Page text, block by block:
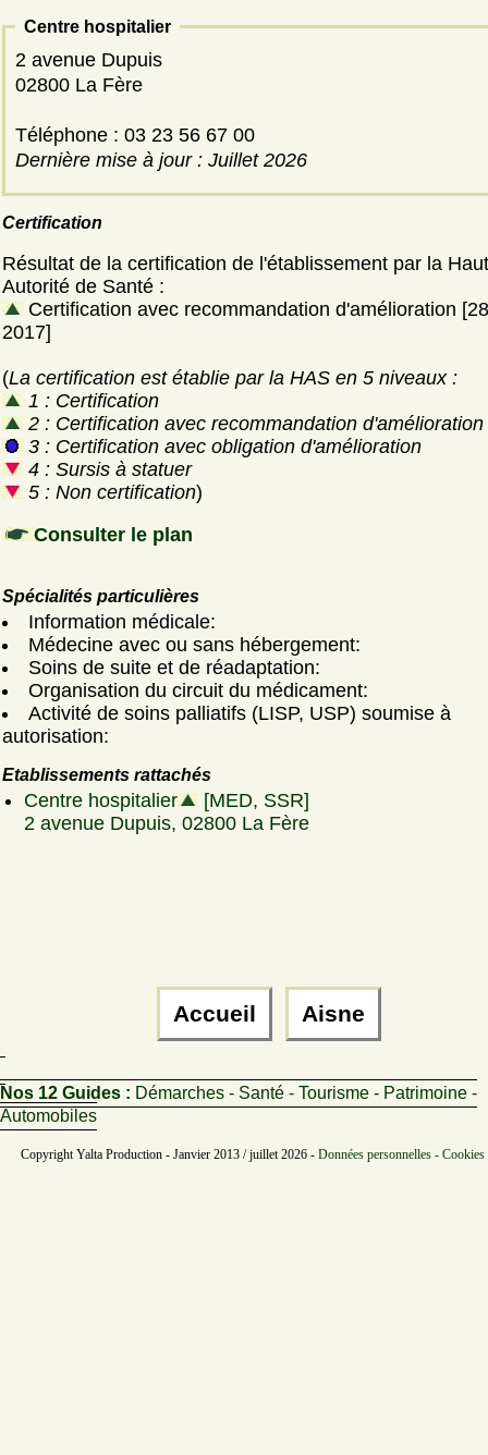
Centre hospitalier
2 avenue Dupuis
02800 La Fère
Téléphone : 03 23 56 67 00
Dernière mise à jour : Juillet 2026
Certification
Résultat de la certification de l'établissement par la
Autorité de Santé :
Certification avec recommandation d'amélioration
2017]
(La certification est établie par la HAS en 5 niveaux :
1 : Certification
2 : Certification avec recommandation d'amélioration
3 : Certification avec obligation d'amélioration
4 : Sursis à statuer
5 : Non certification)
Consulter le plan
Spécialités particulières
Information médicale:
Médecine avec ou sans hébergement:
Soins de suite et de réadaptation:
Organisation du circuit du médicament:
Activité de soins palliatifs (LISP, USP) soumise à
autorisation:
Etablissements rattachés
Centre hospitalier
[MED, SSR]
2 avenue Dupuis, 02800 La Fère
Accueil Aisne
Nos 12 Guides : Démarches - Santé - Tourisme - Patrimoine -
Automobiles
Copyright Yalta Production - Janvier 2013 / juillet 2026 - Données personnelles -